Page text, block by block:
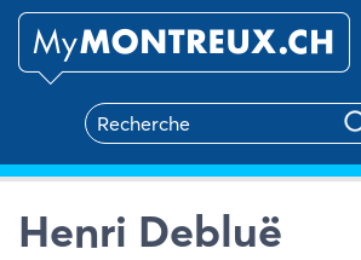
Henri Debluë